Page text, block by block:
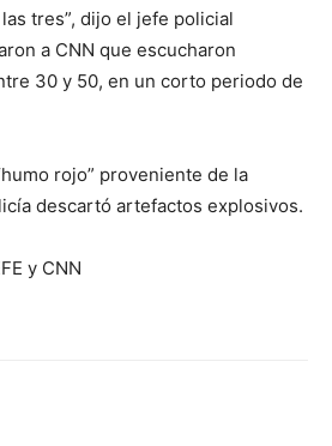
tres”, dijo el jefe policial
a CNN que escucharon
30 y 50, en un corto periodo de
rojo” proveniente de la
descartó artefactos explosivos.
y CNN